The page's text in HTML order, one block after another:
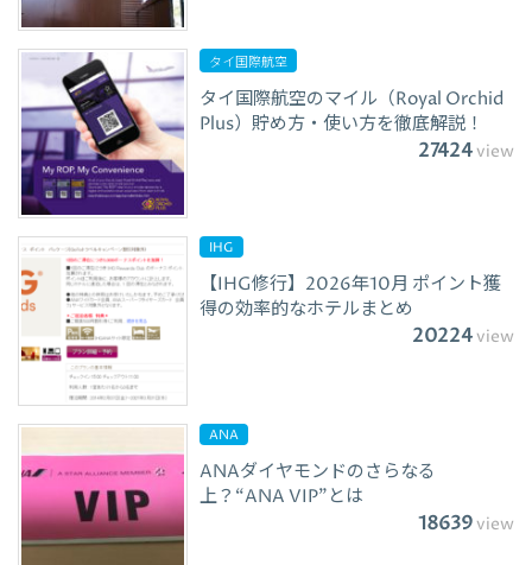
タイ国際航空
タイ国際航空のマイル（Royal Orchid
Plus）貯め方・使い方を徹底解説！
27424view
IHG
【IHG修行】2026年10月 ポイント獲
得の効率的なホテルまとめ
20224view
ANA
ANAダイヤモンドのさらなる
上？“ANA VIP”とは
18639view